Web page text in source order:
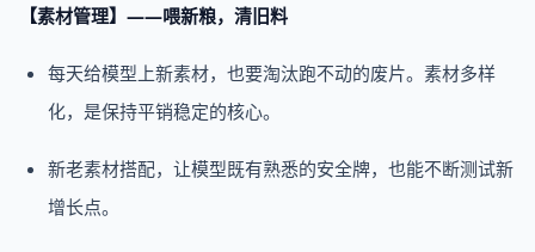
【素材管理】——喂新粮，清旧料
每天给模型上新素材，也要淘汰跑不动的废片。素材多样
化，是保持平销稳定的核心。
新老素材搭配，让模型既有熟悉的安全牌，也能不断测试新
增长点。